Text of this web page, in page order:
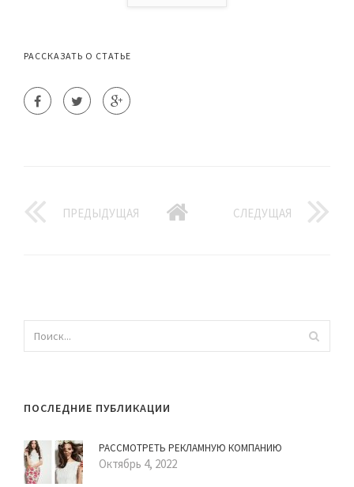
РАССКАЗАТЬ О СТАТЬЕ
ПРЕДЫДУЩАЯ СЛЕДУЩАЯ
ПОСЛЕДНИЕ ПУБЛИКАЦИИ
РАССМОТРЕТЬ РЕКЛАМНУЮ КОМПАНИЮ
Октябрь 4, 2022